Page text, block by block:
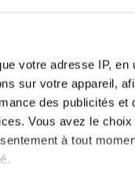
votre adresse IP, en
sur votre appareil,
des publicités et
Vous avez le choix
à tout
de vous
compte